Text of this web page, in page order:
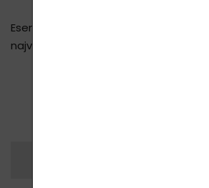
Esenciálne oleje v našich produktoch
najvyššiu čistotu a